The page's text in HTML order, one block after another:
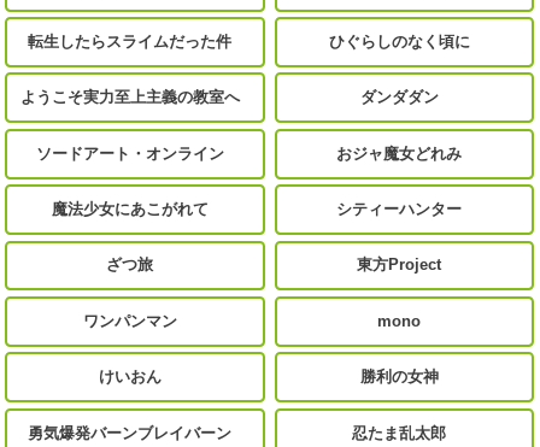
転生したらスライムだった件 ひぐらしのなく頃に
ようこそ実力至上主義の教室へ ダンダダン
ソードアート・オンライン おジャ魔女どれみ
魔法少女にあこがれて シティーハンター
ざつ旅 東方Project
ワンパンマン mono
けいおん 勝利の女神
勇気爆発バーンブレイバーン 忍たま乱太郎